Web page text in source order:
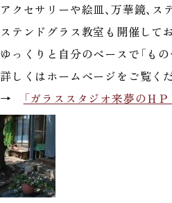
アクセサリーや絵皿、万華鏡、ス
ステンドグラス教室も開催して
ゆっくりと自分のペースで「も
詳しくはホームページをご覧くだ
→
「ガラススタジオ来夢のＨＰ